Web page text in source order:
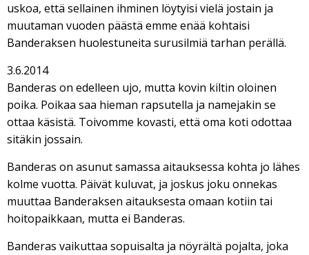
uskoa, että sellainen ihminen löytyisi vielä jostain ja
muutaman vuoden päästä emme enää kohtaisi
Banderaksen huolestuneita surusilmiä tarhan perällä.
3.6.2014
Banderas on edelleen ujo, mutta kovin kiltin oloinen
poika. Poikaa saa hieman rapsutella ja namejakin se
ottaa käsistä. Toivomme kovasti, että oma koti odottaa
sitäkin jossain.
Banderas on asunut samassa aitauksessa kohta jo lähes
kolme vuotta. Päivät kuluvat, ja joskus joku onnekas
muuttaa Banderaksen aitauksesta omaan kotiin tai
hoitopaikkaan, mutta ei Banderas.
Banderas vaikuttaa sopuisalta ja nöyrältä pojalta, joka